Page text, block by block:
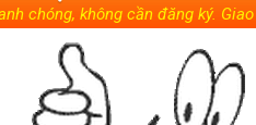
chóng, không cần đăng ký.